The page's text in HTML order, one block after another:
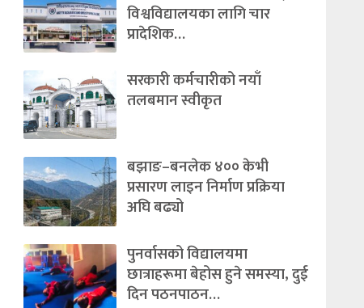
विश्वविद्यालयका लागि चार
प्रादेशिक…
सरकारी कर्मचारीको नयाँ
तलबमान स्वीकृत
बझाङ–बनलेक ४०० केभी
प्रसारण लाइन निर्माण प्रक्रिया
अघि बढ्यो
पुनर्वासको विद्यालयमा
छात्राहरूमा बेहोस हुने समस्या, दुई
दिन पठनपाठन…